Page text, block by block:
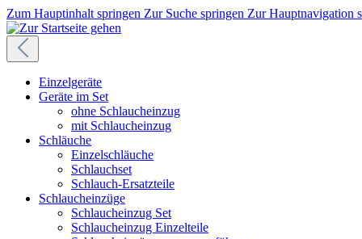
Zum Hauptinhalt springen Zur Suche springen Zur Hauptnavigation
Einzelgeräte
Geräte im Set
ohne Schlaucheinzug
mit Schlaucheinzug
Schläuche
Einzelschläuche
Schlauchset
Schlauch-Ersatzteile
Schlaucheinzüge
Schlaucheinzug Set
Schlaucheinzug Einzelteile